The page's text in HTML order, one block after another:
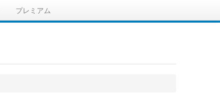
プレミアム